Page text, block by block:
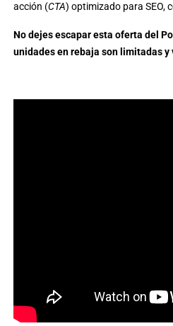
acción (CTA) optimizado para SEO,
No dejes escapar esta oferta del
unidades en rebaja son limitadas y